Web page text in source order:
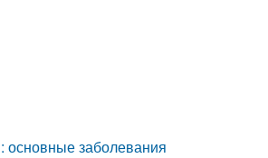
основные заболевания